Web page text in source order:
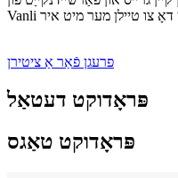
פרעגן פֿאַר אַ ציטירן
פּראָדוקט דעטאַל
פּראָדוקט טאַגס